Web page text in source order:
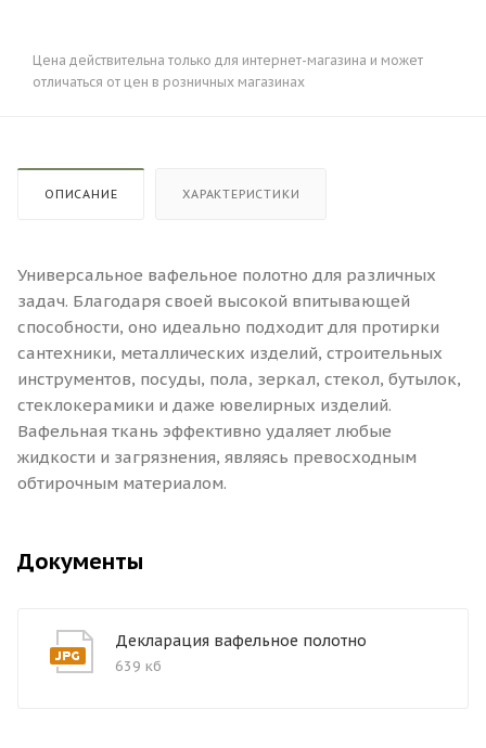
Цена действительна только для интернет-магазина и может
отличаться от цен в розничных магазинах
ОПИСАНИЕ ХАРАКТЕРИСТИКИ
Универсальное вафельное полотно для различных
задач. Благодаря своей высокой впитывающей
способности, оно идеально подходит для протирки
сантехники, металлических изделий, строительных
инструментов, посуды, пола, зеркал, стекол, бутылок,
стеклокерамики и даже ювелирных изделий.
Вафельная ткань эффективно удаляет любые
жидкости и загрязнения, являясь превосходным
обтирочным материалом.
Документы
Декларация вафельное полотно
639 кб